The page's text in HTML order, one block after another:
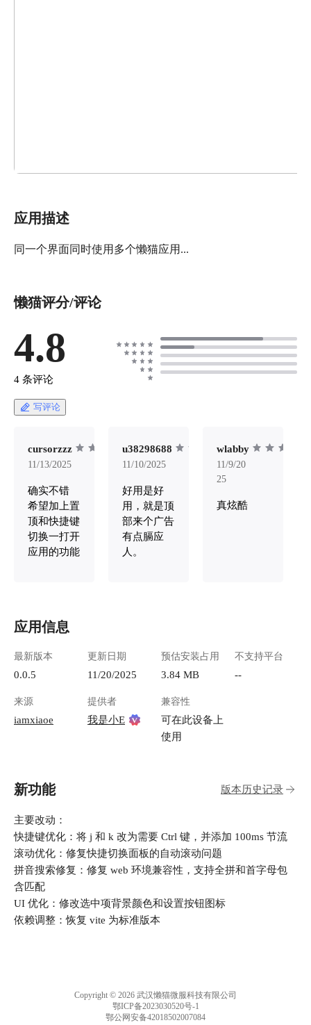
应用描述
同一个界面同时使用多个懒猫应用...
懒猫评分/评论
4.8
4 条评论
写评论
cursorzzz
11/13/2025
确实不错
希望加上置
顶和快捷键
切换一打开
应用的功能
u38298688
11/10/2025
好用是好
用，就是顶
部来个广告
有点膈应
人。
wlabby
11/9/20
25
真炫酷
应用信息
最新版本
0.0.5
更新日期
11/20/2025
预估安装占用
3.84 MB
不支持平台
--
来源
iamxiaoe
提供者
我是小E
兼容性
可在此设备上
使用
新功能 版本历史记录
主要改动：
快捷键优化：将 j 和 k 改为需要 Ctrl 键，并添加 100ms 节流
滚动优化：修复快捷切换面板的自动滚动问题
拼音搜索修复：修复 web 环境兼容性，支持全拼和首字母包
含匹配
UI 优化：修改选中项背景颜色和设置按钮图标
依赖调整：恢复 vite 为标准版本
Copyright © 2026 武汉懒猫微服科技有限公司
鄂ICP备2023030520号-1
鄂公网安备42018502007084